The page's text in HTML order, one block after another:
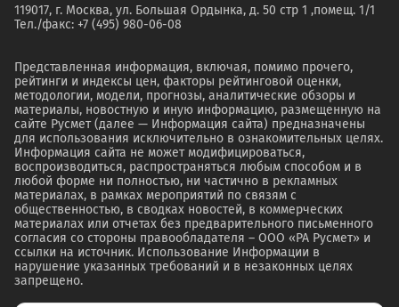
119017, г. Москва, ул. Большая Ордынка, д. 50 стр 1 ,помещ. 1/1
Тел./факс: +7 (495) 980-06-08
Представленная информация, включая, помимо прочего,
рейтинги и индексы цен, факторы рейтинговой оценки,
методологии, модели, прогнозы, аналитические обзоры и
материалы, новостную и иную информацию, размещенную на
сайте Русмет (далее — Информация сайта) предназначены
для использования исключительно в ознакомительных целях.
Информация сайта не может модифицироваться,
воспроизводиться, распространяться любым способом и в
любой форме ни полностью, ни частично в рекламных
материалах, в рамках мероприятий по связям с
общественностью, в сводках новостей, в коммерческих
материалах или отчетах без предварительного письменного
согласия со стороны правообладателя – ООО «РА Русмет» и
ссылки на источник. Использование Информации в
нарушение указанных требований и в незаконных целях
запрещено.